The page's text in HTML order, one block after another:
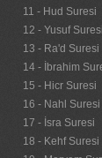
11 - Hud Suresi
12 - Yusuf Suresi
13 - Ra'd Suresi
14 - İbrahim
15 - Hicr Suresi
16 - Nahl Suresi
17 - İsra Suresi
18 - Kehf Suresi